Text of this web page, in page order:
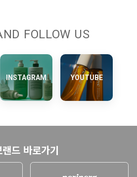
FOLLOW US
INSTAGRAM YOUTUBE
랜드 바로가기